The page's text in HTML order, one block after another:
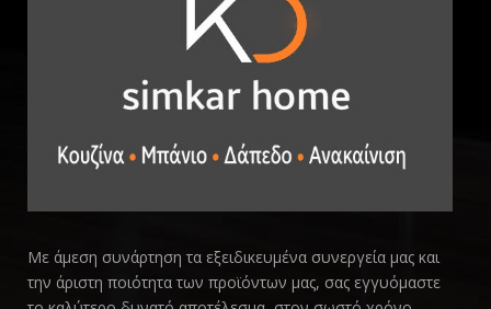
Με άμεση συνάρτηση τα εξειδικευμένα συνεργεία μας και
την άριστη ποιότητα των προϊόντων μας, σας εγγυόμαστε